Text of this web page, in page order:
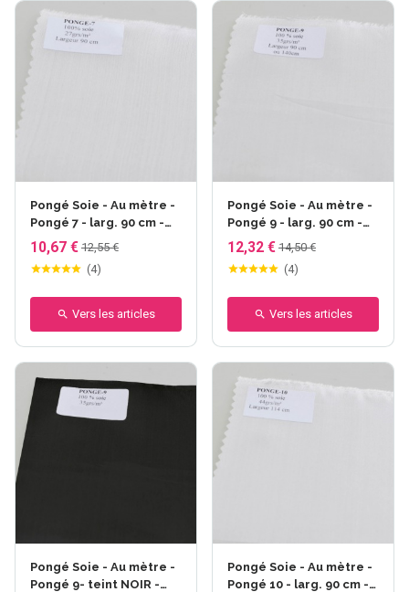
Pongé Soie - Au mètre -
Pongé 7 - larg. 90 cm -
27gr/m²
10,67 € 12,55 €
(4)
Vers les articles
Pongé Soie - Au mètre -
Pongé 9 - larg. 90 cm -
35gr/m²
12,32 € 14,50 €
(4)
Vers les articles
Pongé Soie - Au mètre -
Pongé 9- teint NOIR -
Pongé Soie - Au mètre -
Pongé 10 - larg. 90 cm -